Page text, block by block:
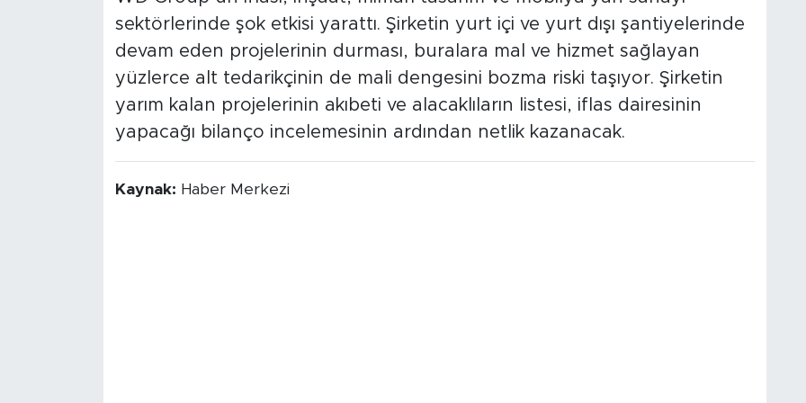
sektörlerinde şok etkisi yarattı. Şirketin yurt içi ve yurt dışı şantiyelerinde
devam eden projelerinin durması, buralara mal ve hizmet sağlayan
yüzlerce alt tedarikçinin de mali dengesini bozma riski taşıyor. Şirketin
yarım kalan projelerinin akıbeti ve alacaklıların listesi, iflas dairesinin
yapacağı bilanço incelemesinin ardından netlik kazanacak.
Kaynak: Haber Merkezi